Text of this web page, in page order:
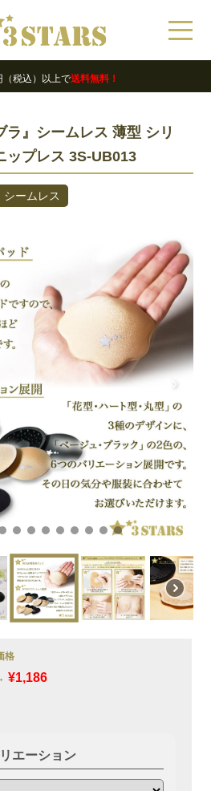
業・休業日のお知らせ
お買い得アウトレット商品
（税込）以上で送料無料！
ラ』シームレス 薄型 シリ
ップレス 3S-UB013
シームレス
格
¥1,186
エーション